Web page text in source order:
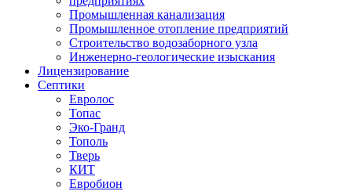
Промышленная канализация
Промышленное отопление предприятий
Cтроительство водозаборного узла
Инженерно-геологические изыскания
Лицензирование
Септики
Евролос
Топас
Эко-Гранд
Тополь
Тверь
КИТ
Евробион